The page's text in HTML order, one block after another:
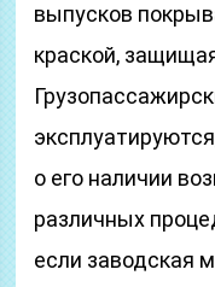
выпусков
краской,
о его наличии
различных
если заводская